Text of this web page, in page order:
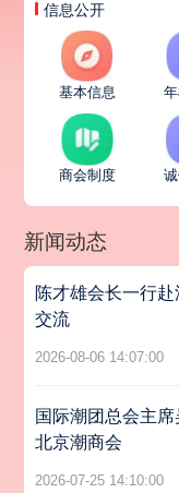
信息公开
基本信息
商会制度
新闻动态
陈才雄会长一行
交流
2026-08-06 14:07:00
国际潮团总会主
北京潮商会
2026-07-25 14:10:00